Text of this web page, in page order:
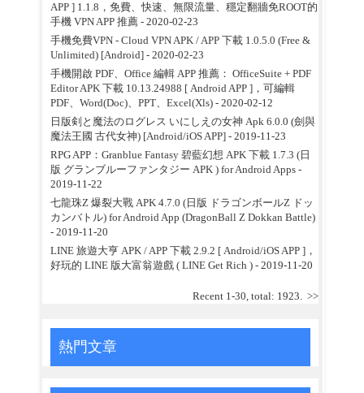
APP ] 1.1.8，免費、快速、無限流量、穩定翻牆免ROOT的
手機 VPN APP 推薦- 2020-02-23
手機免費VPN - Cloud VPN APK / APP 下載 1.0.5.0 (Free &
Unlimited) [Android]- 2020-02-23
手機開啟 PDF、Office 編輯 APP 推薦： OfficeSuite + PDF
Editor APK 下載 10.13.24988 [ Android APP ]，可編輯
PDF、Word(Doc)、PPT、Excel(Xls)- 2020-02-12
日版剣と魔法のログレス いにしえの女神 Apk 6.0.0 (劍與
魔法王國 古代女神) [Android/iOS APP]- 2019-11-23
RPG APP：Granblue Fantasy 碧藍幻想 APK 下載 1.7.3 (日
版 グランブルーファンタジー APK ) for Android Apps -
2019-11-22
七龍珠Z 爆裂大戰 APK 4.7.0 (日版 ドラゴンボールZ ドッ
カンバトル) for Android App (DragonBall Z Dokkan Battle)
- 2019-11-20
LINE 旅遊大亨 APK / APP 下載 2.9.2 [ Android/iOS APP ]，
好玩的 LINE 版大富翁遊戲 ( LINE Get Rich )- 2019-11-20
Recent 1-30, total: 1923. >>
熱門文章